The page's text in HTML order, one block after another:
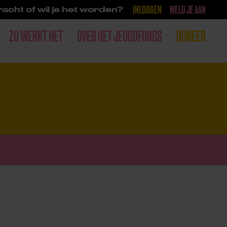
of wil je het worden? INLOGGEN MELD JE AAN
ZO WERKT HET OVER HET JEUGDFONDS DONEER